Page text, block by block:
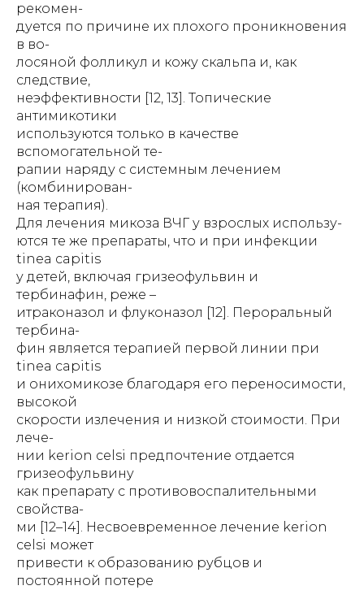
рекомен-
дуется по причине их плохого проникновения
в во-
лосяной фолликул и кожу скальпа и, как
следствие,
неэффективности [12, 13]. Топические
антимикотики
используются только в качестве
вспомогательной те-
рапии наряду с системным лечением
(комбинирован-
ная терапия).
Для лечения микоза ВЧГ у взрослых использу-
ются те же препараты, что и при инфекции
tinea capitis
у детей, включая гризеофульвин и
тербинафин, реже –
итраконазол и флуконазол [12]. Пероральный
тербина-
фин является терапией первой линии при
tinea capitis
и онихомикозе благодаря его переносимости,
высокой
скорости излечения и низкой стоимости. При
лече-
нии kerion celsi предпочтение отдается
гризеофульвину
как препарату с противовоспалительными
свойства-
ми [12–14]. Несвоевременное лечение kerion
celsi может
привести к образованию рубцов и
постоянной потере